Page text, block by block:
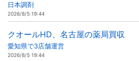
日本調剤
2026/8/5 19:44
クオールHD、名古屋の薬局買収
愛知県で3店舗運営
2026/8/5 19:44